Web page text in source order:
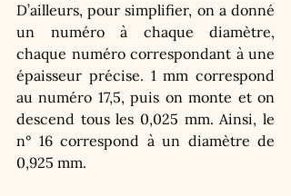
D’ailleurs, pour simplifier, on a donné
un numéro à chaque diamètre,
chaque numéro correspondant à une
épaisseur précise. 1 mm correspond
au numéro 17,5, puis on monte et on
descend tous les 0,025 mm. Ainsi, le
n° 16 correspond à un diamètre de
0,925 mm.